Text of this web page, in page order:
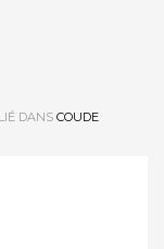
DANS COUDE